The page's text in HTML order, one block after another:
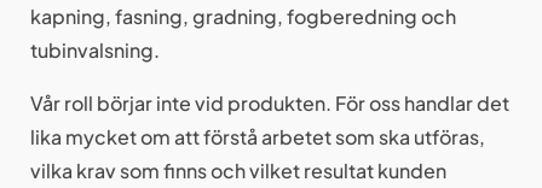
kapning, fasning, gradning, fogberedning och
tubinvalsning.
Vår roll börjar inte vid produkten. För oss handlar det
lika mycket om att förstå arbetet som ska utföras,
vilka krav som finns och vilket resultat kunden